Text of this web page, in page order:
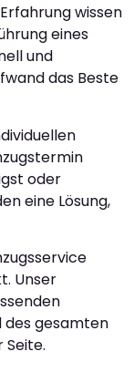
wissen
eines
und
das Beste
oder
eine Lösung,
Unser
des gesamten
Seite.